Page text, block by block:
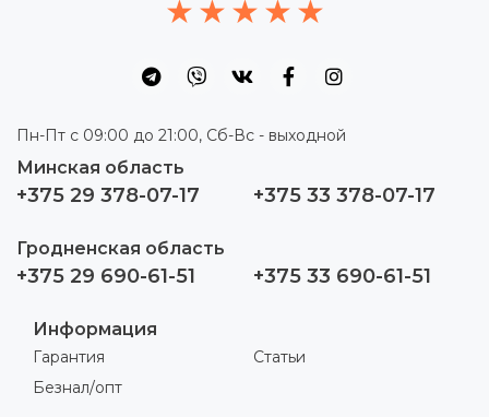
Пн-Пт с 09:00 до 21:00, Сб-Вс - выходной
Минская область
+375 29 378-07-17 +375 33 378-07-17
Гродненская область
+375 29 690-61-51 +375 33 690-61-51
Информация
Гарантия
Безнал/опт
Статьи